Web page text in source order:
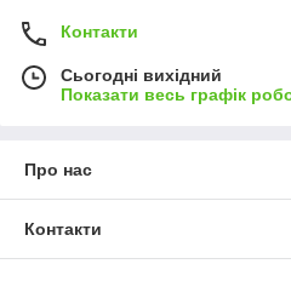
Контакти
Сьогодні вихідний
Показати весь графік
Про нас
Контакти